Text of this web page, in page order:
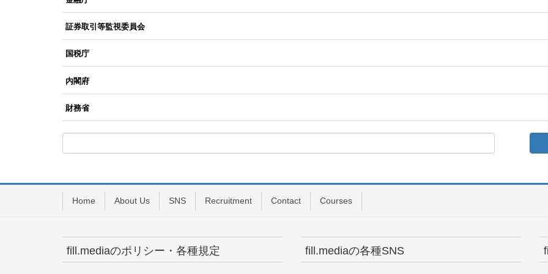
証券取引等監視委員会
国税庁
内閣府
財務省
Home About Us SNS Recruitment Contact Courses
fill.mediaのポリシー・各種規定 fill.mediaの各種SNS